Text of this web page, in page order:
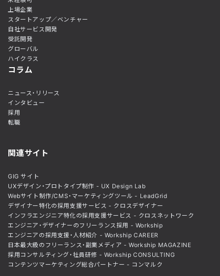
上場企業
スタートアップ／ベンチャー
自社サービス開発
受託開発
グローバル
ハイクラス
コラム
ニュース・リリース
インタビュー
採用
転職
関連サイト
GIG サイト
UXデザイン・プロトタイプ制作 - UX Design Lab
Webサイト制作/CMS・マーケティングツール - LeadGrid
デザイナー特化の採用支援サービス - クロスデザイナー
インフラエンジニア特化の採用支援サービス - クロスネットワーク
エンジニア・デザイナーのフリーランス採用 - Workship
エンジニアの採用支援・人材紹介 - Workship CAREER
日本最大級のフリーランス・副業メディア - Workship MAGAZINE
採用コンサルティング・社員研修 - Workship CONSULTING
コンテンツマーケティング総合パートナー - コンマルク